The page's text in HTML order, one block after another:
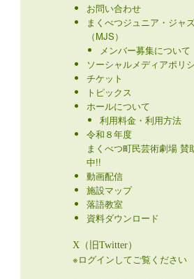
お問い合わせ
まくべつジュニア・ジャ
（MJS）
メンバー募集について
ソーシャルメディアポリ
チケット
トピックス
ホールについて
利用料金・利用方法
令和８年度
まくべつ町民芸術劇場 賛
中!!
動画配信
施設マップ
落語教室
資料ダウンロード
X（旧Twitter）
※ログインしてご覧ください